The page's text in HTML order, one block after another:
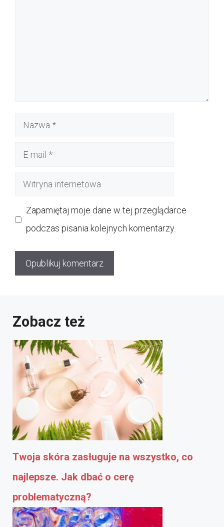
Nazwa
Witryna
Zapamiętaj moje dane w tej przeglądarce
podczas pisania kolejnych komentarzy.
Zobacz też
Twoja skóra zasługuje na wszystko, co
najlepsze. Jak dbać o cerę
problematyczną?